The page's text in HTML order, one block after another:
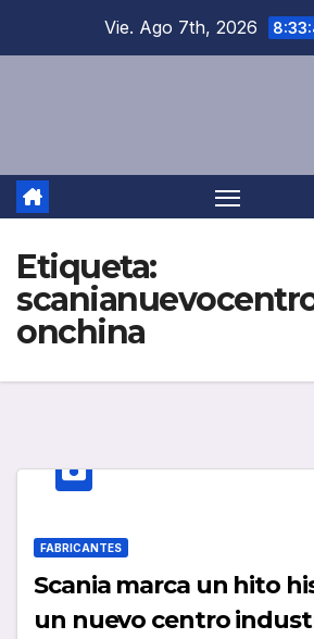
Vie. Ago 7th, 2026
Etiqueta:
onchina
FABRICANTES
Scania marca un hito
un nuevo centro